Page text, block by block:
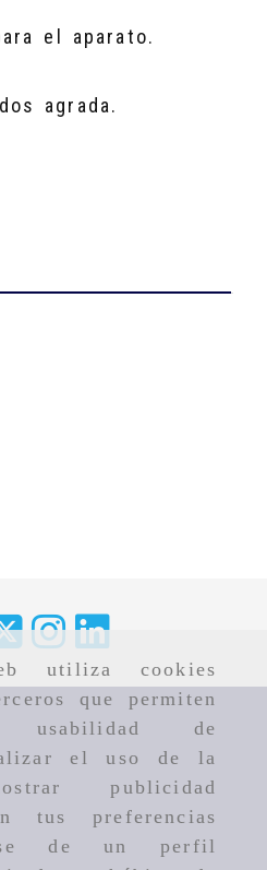
utiliza cookies
que permiten
de
el uso de la
publicidad
tus preferencias
de un perfil
el aparato.
agrada.